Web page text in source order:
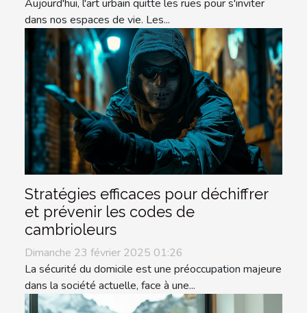
Aujourd'hui, l'art urbain quitte les rues pour s'inviter
dans nos espaces de vie. Les...
Stratégies efficaces pour déchiffrer
et prévenir les codes de
cambrioleurs
Dimanche 23 février 2025 01:26
La sécurité du domicile est une préoccupation majeure
dans la société actuelle, face à une...